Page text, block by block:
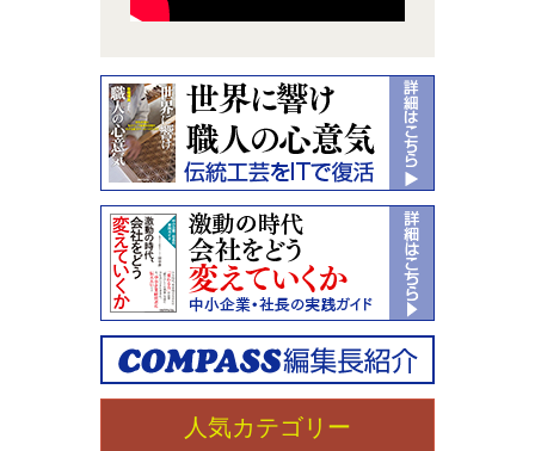
人気カテゴリー